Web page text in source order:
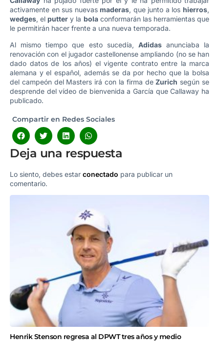
activamente en sus nuevas maderas, que junto a los hierros,
wedges, el putter y la bolaconformarán las herramientas que
le permitirán hacer frente a una nueva temporada.
Al mismo tiempo que esto sucedía, Adidasanunciaba la
renovación con el jugador castellonense ampliando (no se han
dado datos de los años) el vigente contrato entre la marca
alemana y el español, además se da por hecho que la bolsa
del campeón del Masters irá con la firma deZurich según se
desprende del vídeo de bienvenida a García que Callaway ha
publicado.
Compartir en Redes Sociales
Deja una respuesta
Lo siento, debes estar conectado para publicar un
comentario.
Henrik Stenson regresa al DPWT tres años y medio